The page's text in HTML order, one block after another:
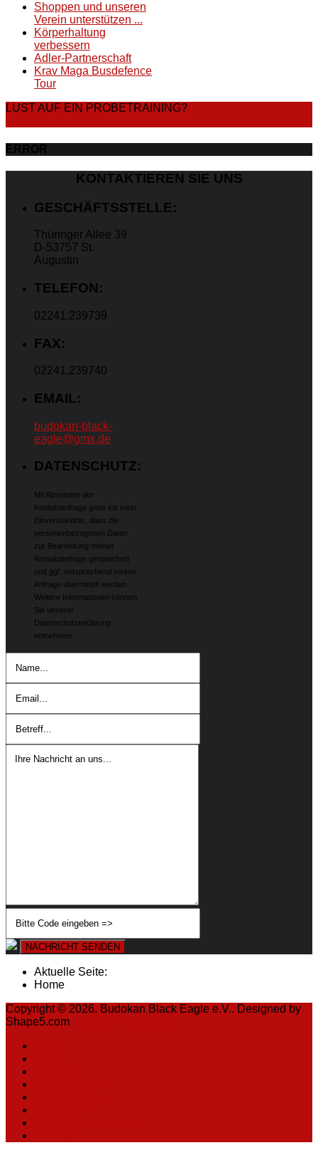
Shoppen und unseren
Verein unterstützen ...
Körperhaltung
verbessern
Adler-Partnerschaft
Krav Maga Busdefence
Tour
LUST AUF EIN PROBETRAINING?
ERROR
KONTAKTIEREN SIE UNS
GESCHÄFTSSTELLE:
Thüringer Allee 39
D-53757 St.
Augustin
TELEFON:
02241.239739
FAX:
02241.239740
EMAIL:
budokan-black-
eagle@gmx.de
DATENSCHUTZ:
Mit Absenden der
Kontaktanfrage gebe ich mein
Einverständnis, dass die
personenbezogenen Daten
zur Bearbeitung meiner
Kontaktanfrage gespeichert
und ggf. entsprechend meiner
Anfrage übermittelt werden.
Weitere Informationen können
Sie unserer
Datenschutzerklärung
entnehmen.
NACHRICHT SENDEN
Aktuelle Seite:
Home
Copyright © 2026. Budokan Black Eagle e.V.. Designed by
Shape5.com